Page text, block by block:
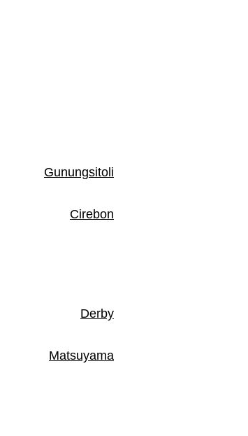
Gunungsitoli
Cirebon
Derby
Matsuyama